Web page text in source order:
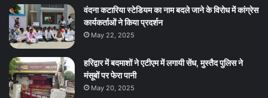
वंदना कटारिया स्टेडियम का नाम बदले जाने के विरोध में कांग्रेस
कार्यकर्ताओं ने किया प्रदर्शन
May 22, 2025
हरिद्वार में बदमाशों ने एटीएम में लगायी सेंध, मुस्तैद पुलिस ने
मंसूबों पर फेरा पानी
May 20, 2025